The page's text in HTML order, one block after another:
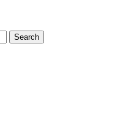
Search